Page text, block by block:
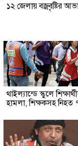
১২ জেলায় বজ্রবৃষ্টির
থাইল্যান্ডে স্কুলে
হামলা, শিক্ষকসহ নিহত